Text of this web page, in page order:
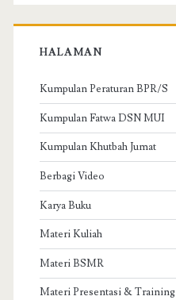
h
f
r
:
HALAMAN
Kumpulan Peraturan BPR/S
Kumpulan Fatwa DSN MUI
Kumpulan Khutbah Jumat
Berbagi Video
Karya Buku
Materi Kuliah
Materi BSMR
Materi Presentasi & Training